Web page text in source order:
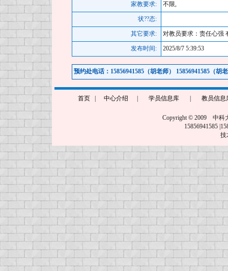
家教要求: 不限,
状??态:
其它要求: 对教员要求：责任心强
发布时间: 2025/8/7 5:39:53
预约处电话：15856941585（胡老师） 15856941585（胡
首页 中心介绍 学员信息库 教员信息
Copyright © 2009 中科
15856941585
技